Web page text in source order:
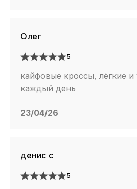
Олег
5
кайфовые кроссы, лёгкие
каждый день
23/04/26
денис с
5